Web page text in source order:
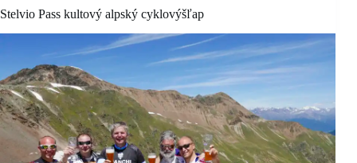
Stelvio Pass kultový alpský cyklovýšľap